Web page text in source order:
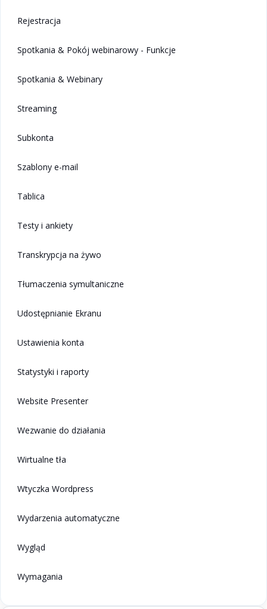
Rejestracja
Spotkania & Pokój webinarowy - Funkcje
Spotkania & Webinary
Streaming
Subkonta
Szablony e-mail
Tablica
Testy i ankiety
Transkrypcja na żywo
Tłumaczenia symultaniczne
Udostępnianie Ekranu
Ustawienia konta
Statystyki i raporty
Website Presenter
Wezwanie do działania
Wirtualne tła
Wtyczka Wordpress
Wydarzenia automatyczne
Wygląd
Wymagania